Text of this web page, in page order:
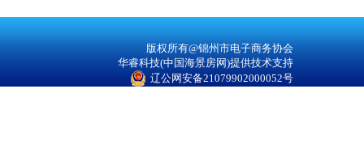
版权所有@锦州市电子商务协会
华睿科技(中国海景房网)提供技术支持
辽公网安备21079902000052号